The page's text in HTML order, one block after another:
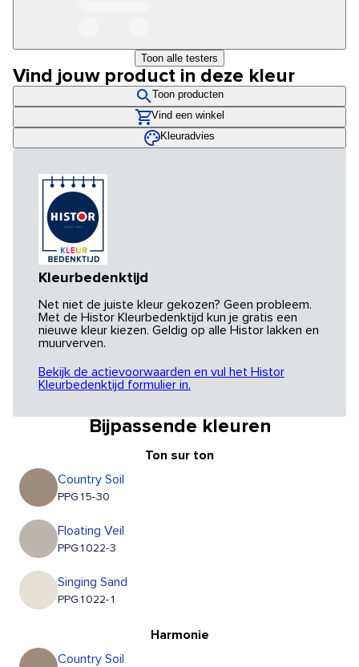
Toon alle testers
Vind jouw product in deze kleur
Toon producten
Vind een winkel
Kleuradvies
Kleurbedenktijd
Net niet de juiste kleur gekozen? Geen probleem.
Met de Histor Kleurbedenktijd kun je gratis een
nieuwe kleur kiezen. Geldig op alle Histor lakken en
muurverven.
Bekijk de actievoorwaarden en vul het Histor
Kleurbedenktijd formulier in.
Bijpassende kleuren
Ton sur ton
Country Soil
PPG15-30
Floating Veil
PPG1022-3
Singing Sand
PPG1022-1
Harmonie
Country Soil